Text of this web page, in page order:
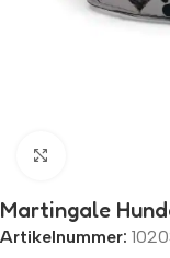
Martingale
Artikelnummer: